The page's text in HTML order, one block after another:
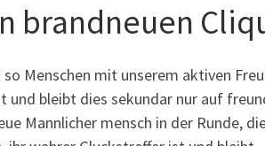
brandneuen
Menschen mit unserem aktiven
und bleibt dies sekundar nur auf
Mannlicher mensch in der Runde,